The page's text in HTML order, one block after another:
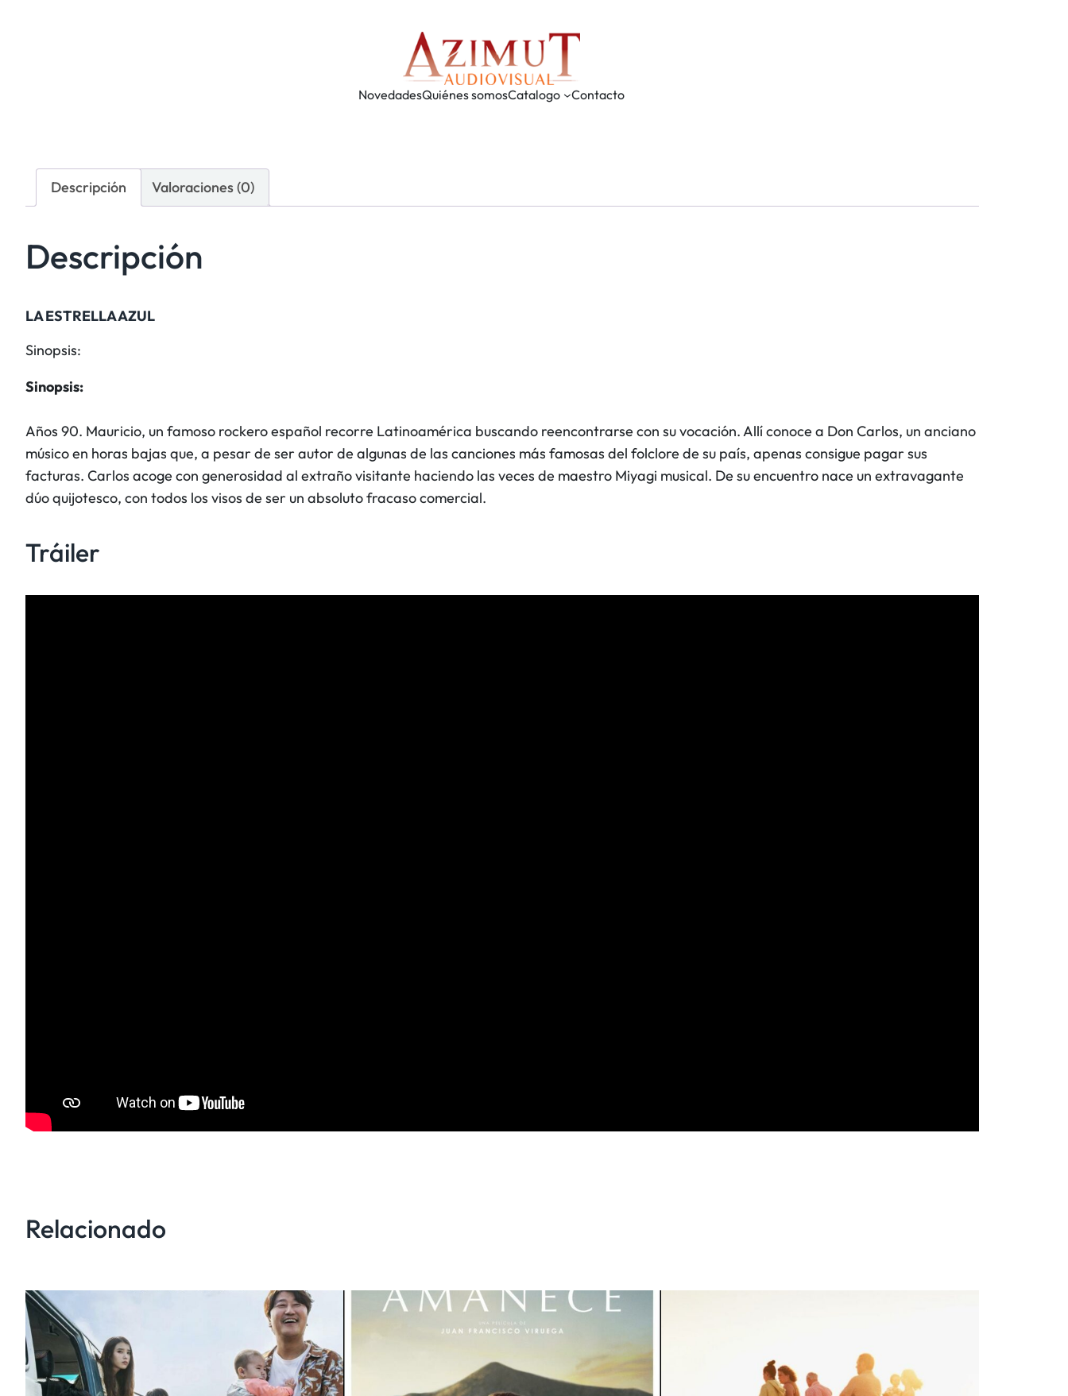
NovedadesQuiénes somosCatalogo Contacto
Descripción Valoraciones (0)
Descripción
LA ESTRELLA AZUL
Sinopsis:
Sinopsis:
Años 90. Mauricio, un famoso rockero español recorre Latinoamérica buscando reencontrarse con su vocación. Allí conoce a Don Carlos, un anciano
músico en horas bajas que, a pesar de ser autor de algunas de las canciones más famosas del folclore de su país, apenas consigue pagar sus
facturas. Carlos acoge con generosidad al extraño visitante haciendo las veces de maestro Miyagi musical. De su encuentro nace un extravagante
dúo quijotesco, con todos los visos de ser un absoluto fracaso comercial.
Tráiler
Relacionado